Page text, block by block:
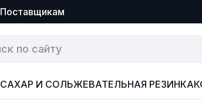
Поставщикам
САХАР И СОЛЬЖЕВАТЕЛЬНАЯ РЕЗИНКА